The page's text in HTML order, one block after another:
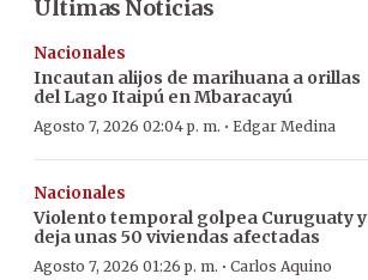
Últimas Noticias
Nacionales
Incautan alijos de marihuana a orillas
del Lago Itaipú en Mbaracayú
Agosto 7, 2026 02:04 p. m. · Edgar Medina
Nacionales
Violento temporal golpea Curuguaty y
deja unas 50 viviendas afectadas
Agosto 7, 2026 01:26 p. m. · Carlos Aquino